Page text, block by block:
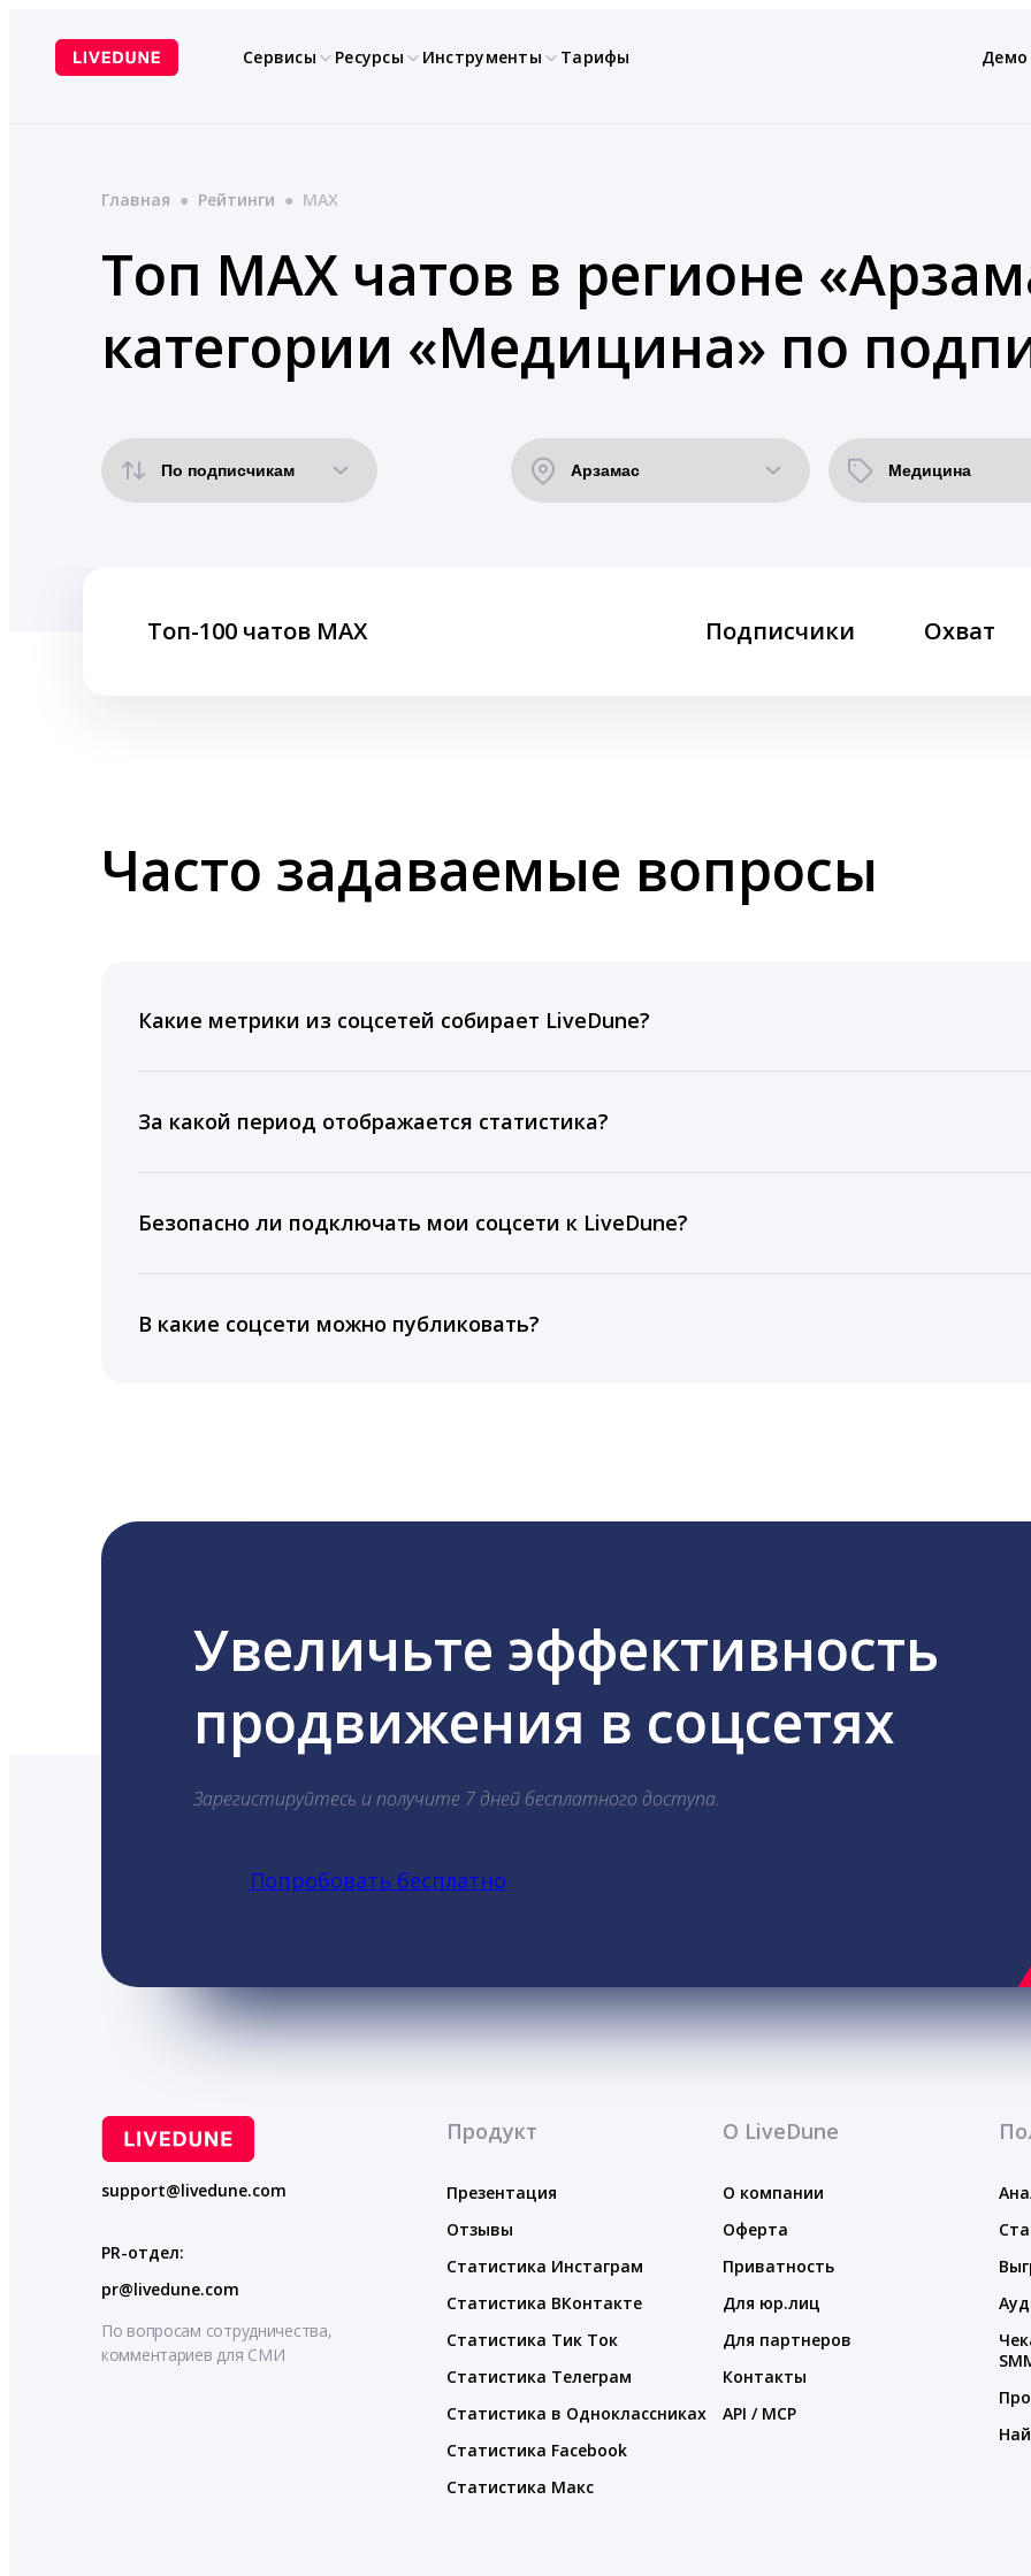
содержимому
Сервисы Ресурсы Инструменты Тарифы Демо
Главная ● Рейтинги ● MAX
Топ MAX чатов в регионе
категории «Медицина» по
Топ-100 чатов MAX Подписчики Охват
Часто задаваемые вопросы
Какие метрики из соцсетей собирает LiveDune?
время для публикации, показываем лучшие посты и присылаем автоматические отчеты с
За какой период отображается статистика?
подключении тарифа Блогер. При оплате тарифа Бизнес отображаются сведения за 3 года, а
5 лет.
Безопасно ли подключать мои соцсети к LiveDune?
информацию третьим лицам.
В какие соцсети можно публиковать?
Увеличьте эффективность
продвижения в соцсетях
Зарегистируйтесь и получите 7 дней бесплатного доступа.
Попробовать бесплатно
support@livedune.com
PR-отдел:
pr@livedune.com
По вопросам сотрудничества,
комментариев для СМИ
Продукт
Презентация
Отзывы
Статистика Инстаграм
Статистика ВКонтакте
Статистика Тик Ток
Статистика Телеграм
Статистика в Одноклассниках
Статистика Facebook
Статистика Макс
О LiveDune
О компании
Оферта
Приватность
Для юр.лиц
Для партнеров
Контакты
API / MCP